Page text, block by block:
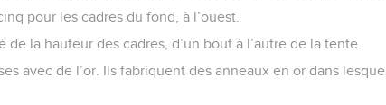
pour les cadres du fond, à l’ouest.
la hauteur des cadres, d’un bout à l’autre de la tente.
avec de l’or. Ils fabriquent des anneaux en or dans